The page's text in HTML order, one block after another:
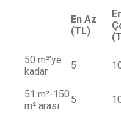
En Az
(TL)
50 m²’ye
kadar
5
51 m²-150
m² arası
5